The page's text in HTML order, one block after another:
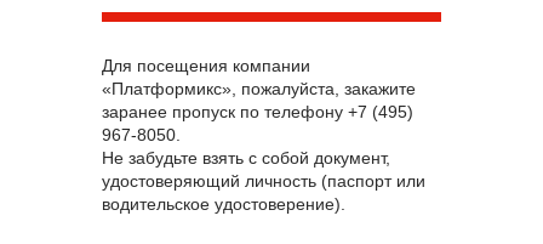
Для посещения компании
«Платформикс», пожалуйста, закажите
заранее пропуск по телефону +7 (495)
967-8050.
Не забудьте взять с собой документ,
удостоверяющий личность (паспорт или
водительское удостоверение).